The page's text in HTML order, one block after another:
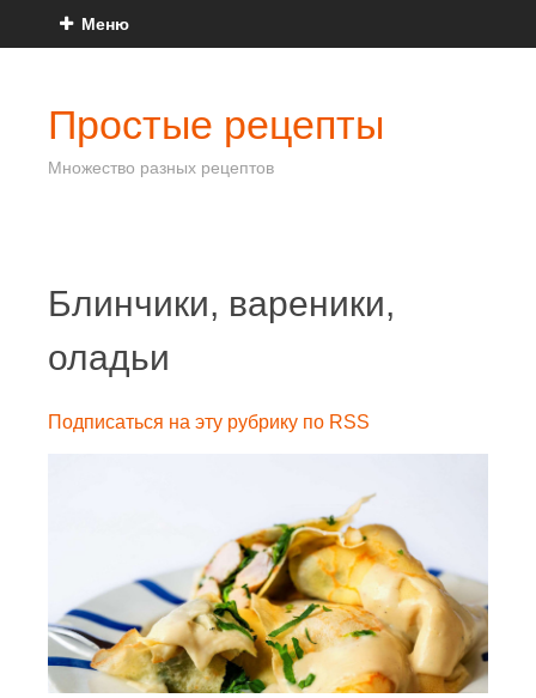
Меню
Простые рецепты
Множество разных рецептов
Блинчики, вареники,
оладьи
Подписаться на эту рубрику по RSS